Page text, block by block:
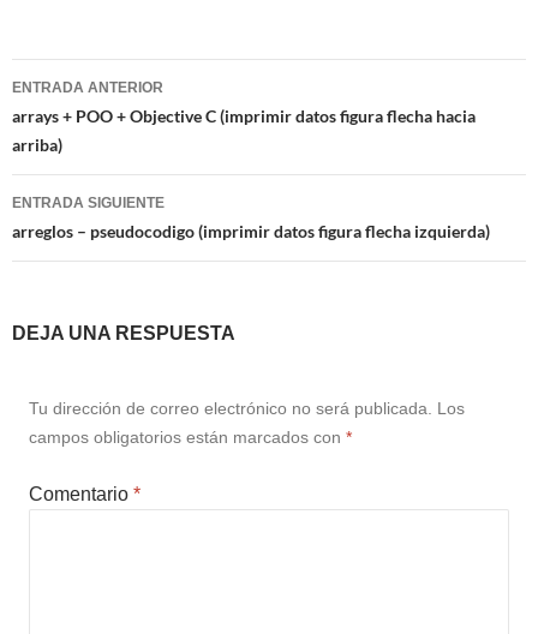
Navegación
de
entradas
ENTRADA ANTERIOR
arrays + POO + Objective C (imprimir datos figura flecha hacia
arriba)
ENTRADA SIGUIENTE
arreglos – pseudocodigo (imprimir datos figura flecha izquierda)
DEJA UNA RESPUESTA
Tu dirección de correo electrónico no será publicada. Los
campos obligatorios están marcados con *
Comentario *